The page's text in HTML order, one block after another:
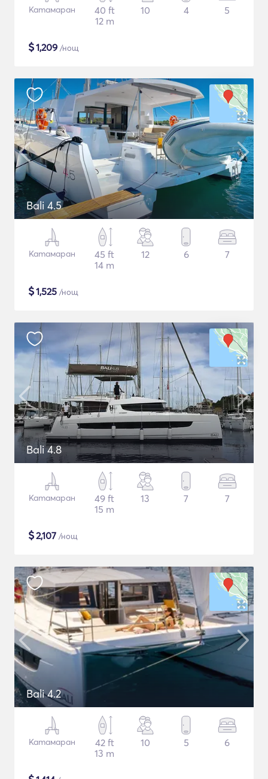
Катамаран
40 ft
12 m
10 4 5
$1,209 /нощ
Bali 4.5
Катамаран
45 ft
14 m
12 6 7
$1,525 /нощ
Bali 4.8
Катамаран
49 ft
15 m
13 7 7
$2,107 /нощ
Bali 4.2
Катамаран
42 ft
13 m
10 5 6